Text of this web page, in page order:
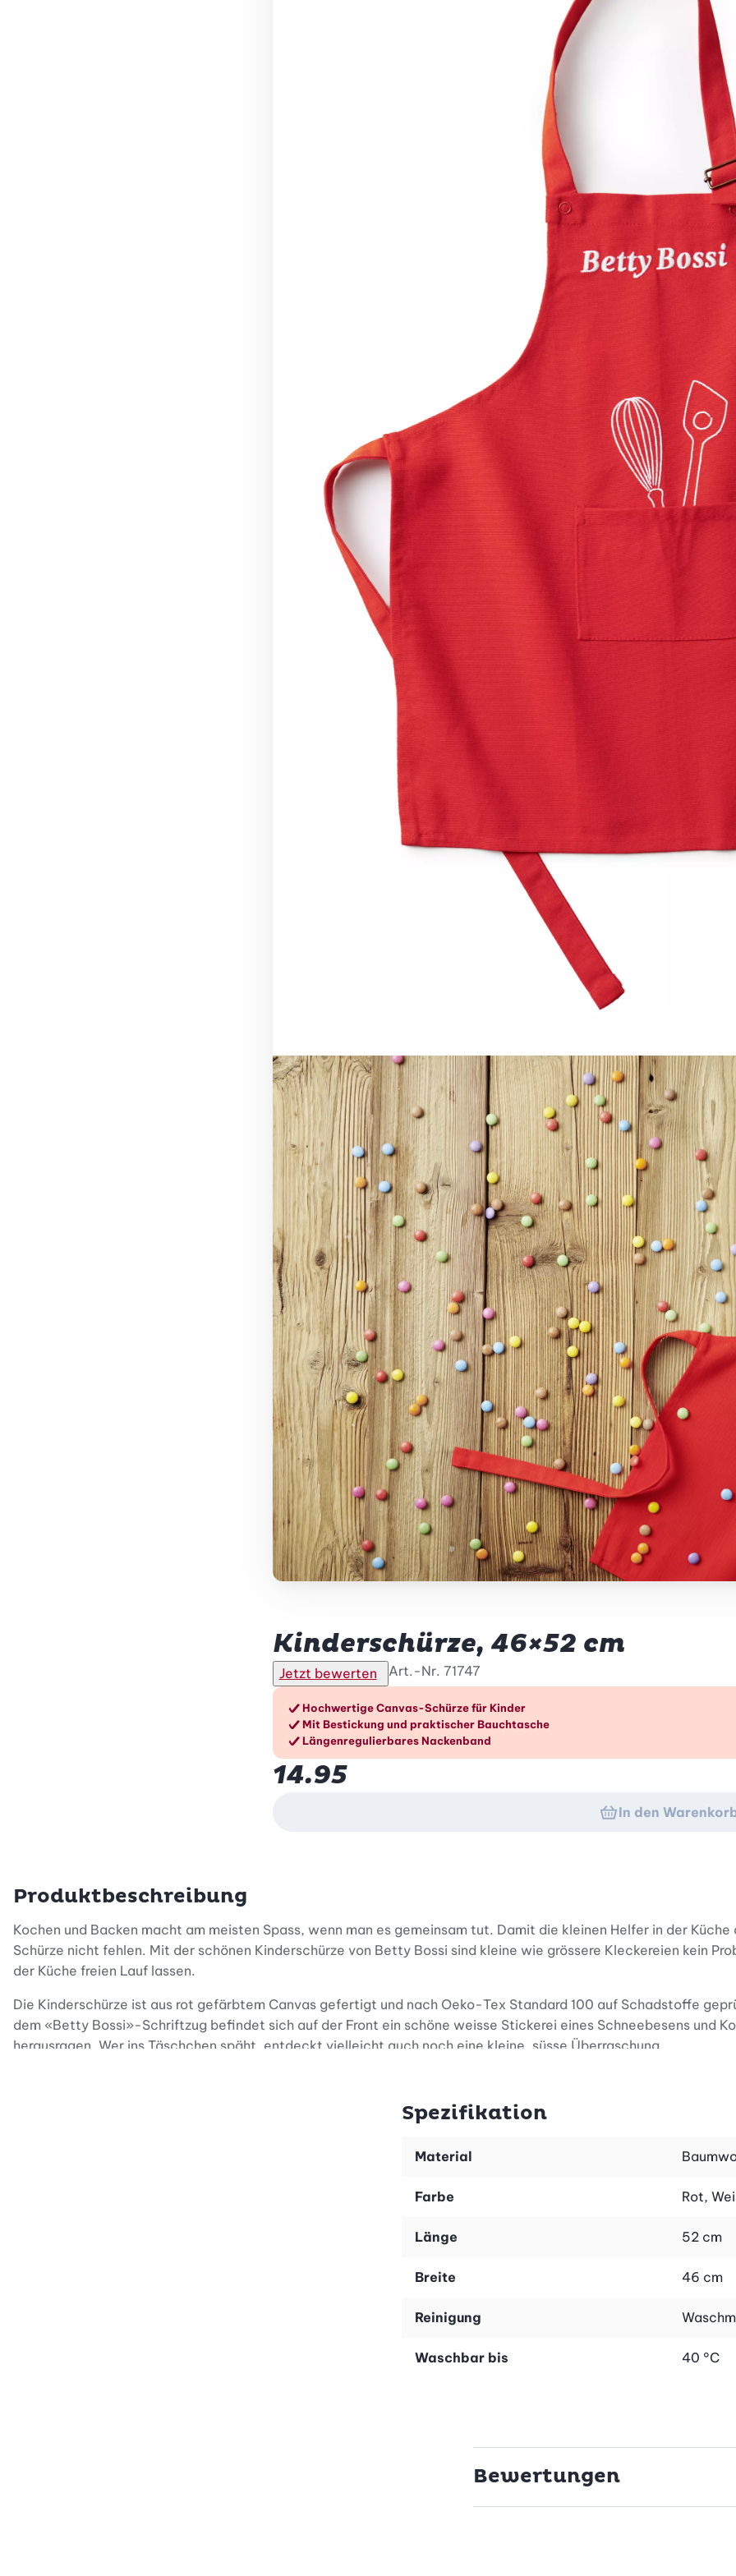
Kinderschürze, 46×52 cm
Jetzt bewerten Art.-Nr. 71747
Die Vorteile im Überblick
Hochwertige Canvas-Schürze für Kinder
Mit Bestickung und praktischer Bauchtasche
Längenregulierbares Nackenband
14.95
In den
Produktbeschreibung
Kochen und Backen macht am meisten Spass, wenn man es gemeinsam tut. Damit die kleinen Helfer in der
Schürze nicht fehlen. Mit der schönen Kinderschürze von Betty Bossi sind kleine wie grössere Kleckereien kein
der Küche freien Lauf lassen.
Die Kinderschürze ist aus rot gefärbtem Canvas gefertigt und nach Oeko-Tex Standard 100 auf Schadstoffe
dem «Betty Bossi»-Schriftzug befindet sich auf der Front ein schöne weisse Stickerei eines Schneebesens und
herausragen. Wer ins Täschchen späht, entdeckt vielleicht auch noch eine kleine, süsse Überraschung…
angepasst werden kann. Ein goldener, kindersicherer Druckknopf dient auf der einen Seite als Befestigung. Also,
Spezifikation
Material
Farbe Rot,
Länge 52 cm
Breite 46 cm
Reinigung
Waschbar bis 40 °C
Bewertungen